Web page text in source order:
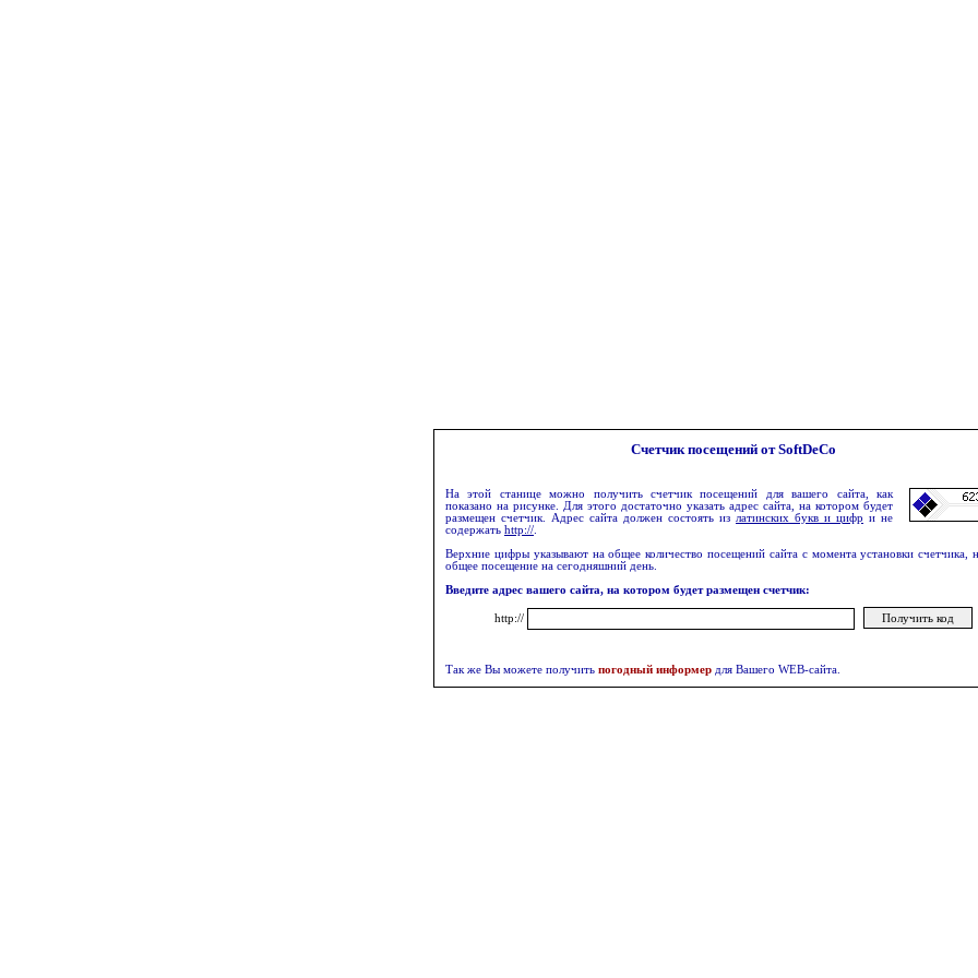
Счетчик посещений от SoftDeCo
На этой станице можно получить счетчик посещений для вашего сайта, как
показано на рисунке. Для этого достаточно указать адрес сайта, на котором будет
размещен счетчик. Адрес сайта должен состоять из латинских букв и цифр и не
содержать http://
Верхние цифры указывают на общее количество посещений сайта с момента установки счетчика,
общее посещение на сегодняшний день.
Введите адрес вашего сайта, на котором будет размещен счетчик:
http://
Так же Вы можете получить погодный информер для Вашего WEB-сайта.